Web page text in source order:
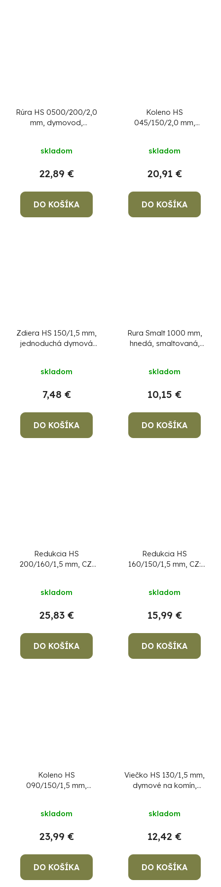
Rúra HS 0500/200/2,0
mm, dymovod,
skladom
22,89 €
DO KOŠÍKA
Koleno HS
045/150/2,0 mm,
spájanie rúr dymovodu
skladom
20,91 €
DO KOŠÍKA
Zdiera HS 150/1,5 mm,
jednoduchá dymová
skladom
7,48 €
DO KOŠÍKA
Rura Smalt 1000 mm,
hnedá, smaltovaná,
skladom
10,15 €
DO KOŠÍKA
Redukcia HS
200/160/1,5 mm, CZ:
skladom
25,83 €
DO KOŠÍKA
Redukcia HS
160/150/1,5 mm, CZ:
skladom
15,99 €
DO KOŠÍKA
Koleno HS
090/150/1,5 mm,
spájanie rúr dymovodu
skladom
23,99 €
DO KOŠÍKA
Viečko HS 130/1,5 mm,
dymové na komín,
skladom
12,42 €
DO KOŠÍKA